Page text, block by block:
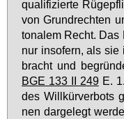
qua­li­fi­zier­te
von Grund­rech­ten
to­na­lem Recht. Das
nur in­so­fern, als
bracht und
BGE 133 II 249E.
des Will­kür­ver­bots
nen dar­ge­legt